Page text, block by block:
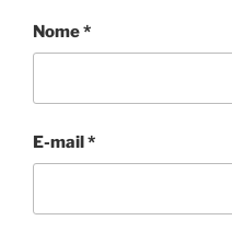
Nome*
E-mail*